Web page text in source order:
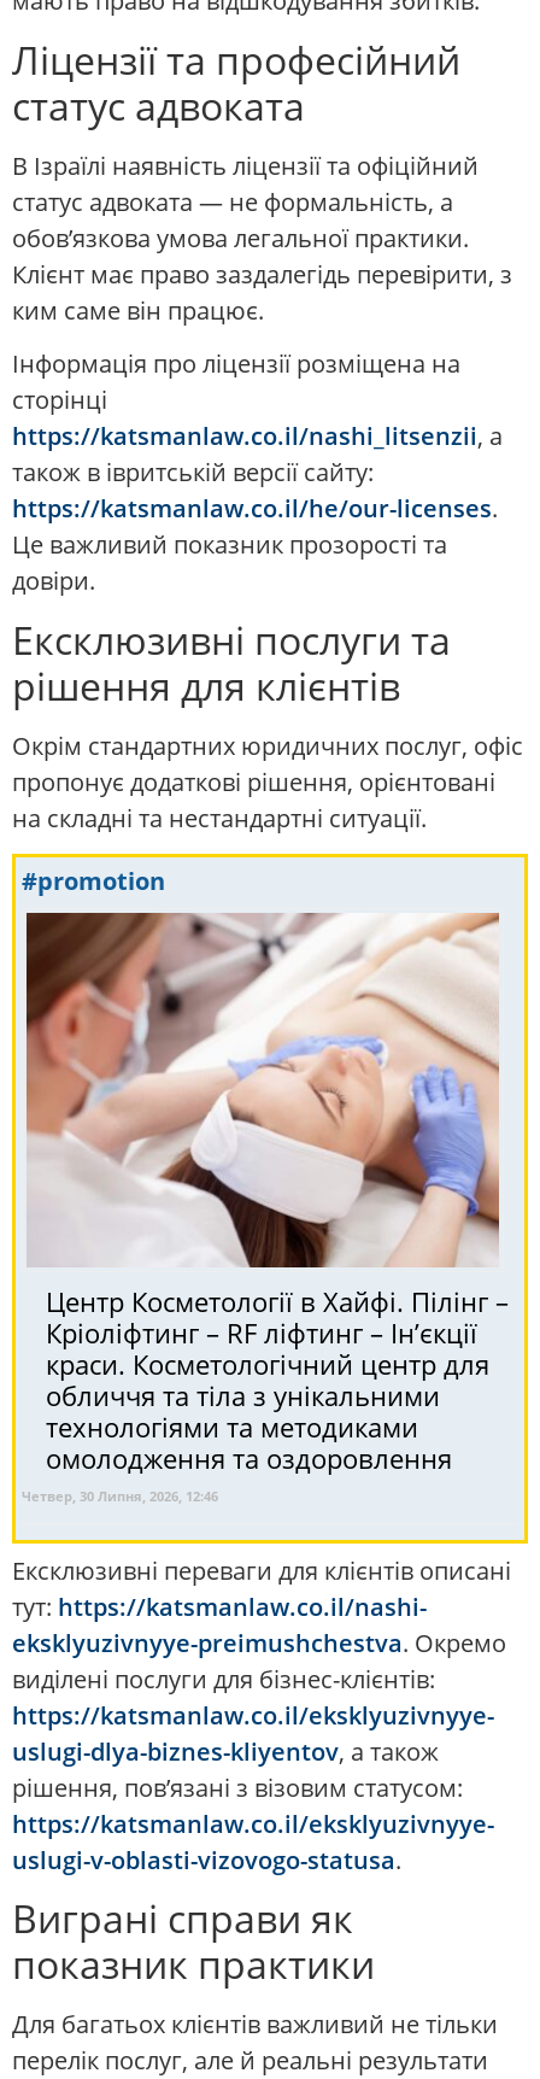
Ліцензії та професійний
статус адвоката
В Ізраїлі наявність ліцензії та офіційний
статус адвоката — не формальність, а
обов’язкова умова легальної практики.
Клієнт має право заздалегідь перевірити, з
ким саме він працює.
Інформація про ліцензії розміщена на
сторінці
https://katsmanlaw.co.il/nashi_litsenzii, а
також в івритській версії сайту:
https://katsmanlaw.co.il/he/our-licenses.
Це важливий показник прозорості та
довіри.
Ексклюзивні послуги та
рішення для клієнтів
Окрім стандартних юридичних послуг, офіс
пропонує додаткові рішення, орієнтовані
на складні та нестандартні ситуації.
#promotion
Центр Косметології в Хайфі. Пілінг –
Кріоліфтинг – RF ліфтинг – Ін’єкції
краси. Косметологічний центр для
обличчя та тіла з унікальними
технологіями та методиками
омолодження та оздоровлення
Четвер, 30 Липня, 2026, 12:46
Ексклюзивні переваги для клієнтів описані
тут: https://katsmanlaw.co.il/nashi-
eksklyuzivnyye-preimushchestva. Окремо
виділені послуги для бізнес-клієнтів:
https://katsmanlaw.co.il/eksklyuzivnyye-
uslugi-dlya-biznes-kliyentov, а також
рішення, пов’язані з візовим статусом:
https://katsmanlaw.co.il/eksklyuzivnyye-
uslugi-v-oblasti-vizovogo-statusa.
Виграні справи як
показник практики
Для багатьох клієнтів важливий не тільки
перелік послуг, але й реальні результати